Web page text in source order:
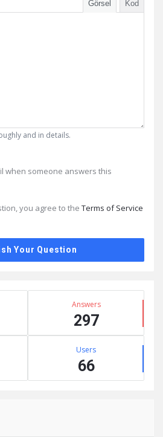
Görsel Kod
and in details.
when someone answers this
you agree to the Terms of Service
Answers
297
Users
66